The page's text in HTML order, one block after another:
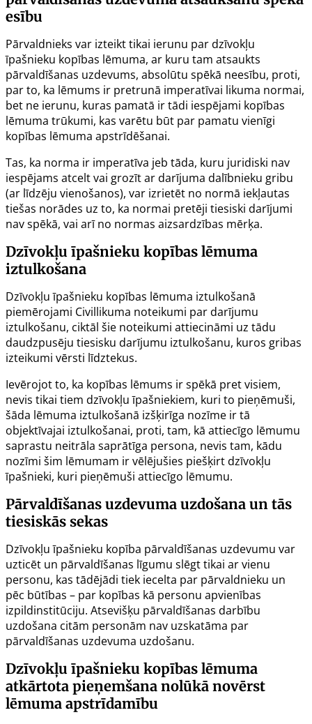
esību
Pārvaldnieks var izteikt tikai ierunu par dzīvokļu
īpašnieku kopības lēmuma, ar kuru tam atsaukts
pārvaldīšanas uzdevums, absolūtu spēkā neesību, proti,
par to, ka lēmums ir pretrunā imperatīvai likuma normai,
bet ne ierunu, kuras pamatā ir tādi iespējami kopības
lēmuma trūkumi, kas varētu būt par pamatu vienīgi
kopības lēmuma apstrīdēšanai.
Tas, ka norma ir imperatīva jeb tāda, kuru juridiski nav
iespējams atcelt vai grozīt ar darījuma dalībnieku gribu
(ar līdzēju vienošanos), var izrietēt no normā iekļautas
tiešas norādes uz to, ka normai pretēji tiesiski darījumi
nav spēkā, vai arī no normas aizsardzības mērķa.
Dzīvokļu īpašnieku kopības lēmuma
iztulkošana
Dzīvokļu īpašnieku kopības lēmuma iztulkošanā
piemērojami Civillikuma noteikumi par darījumu
iztulkošanu, ciktāl šie noteikumi attiecināmi uz tādu
daudzpusēju tiesisku darījumu iztulkošanu, kuros gribas
izteikumi vērsti līdztekus.
Ievērojot to, ka kopības lēmums ir spēkā pret visiem,
nevis tikai tiem dzīvokļu īpašniekiem, kuri to pieņēmuši,
šāda lēmuma iztulkošanā izšķirīga nozīme ir tā
objektīvajai iztulkošanai, proti, tam, kā attiecīgo lēmumu
saprastu neitrāla saprātīga persona, nevis tam, kādu
nozīmi šim lēmumam ir vēlējušies piešķirt dzīvokļu
īpašnieki, kuri pieņēmuši attiecīgo lēmumu.
Pārvaldīšanas uzdevuma uzdošana un tās
tiesiskās sekas
Dzīvokļu īpašnieku kopība pārvaldīšanas uzdevumu var
uzticēt un pārvaldīšanas līgumu slēgt tikai ar vienu
personu, kas tādējādi tiek iecelta par pārvaldnieku un
pēc būtības – par kopības kā personu apvienības
izpildinstitūciju. Atsevišķu pārvaldīšanas darbību
uzdošana citām personām nav uzskatāma par
pārvaldīšanas uzdevuma uzdošanu.
Dzīvokļu īpašnieku kopības lēmuma
atkārtota pieņemšana nolūkā novērst
lēmuma apstrīdamību